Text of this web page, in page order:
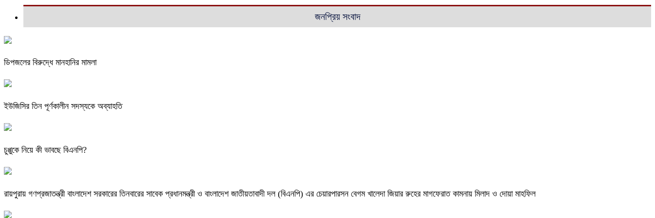
জনপ্রিয় সংবাদ
ডিপজলের বিরুদ্ধে মানহানির মামলা
ইউজিসির তিন পূর্ণকালীন সদস্যকে অব্যাহতি
চুপ্পুকে নিয়ে কী ভাবছে বিএনপি?
রায়পুরায় গণপ্রজাতন্ত্রী বাংলাদেশ সরকারের তিনবারের সাবেক প্রধানমন্ত্রী ও বাংলাদেশ জাতীয়তাবাদী দল (বিএনপি) এর চেয়ারপারসন বেগম খালেদা জিয়ার রুহের মাগফেরাত কামনায় মিলাদ ও দোয়া মাহফিল